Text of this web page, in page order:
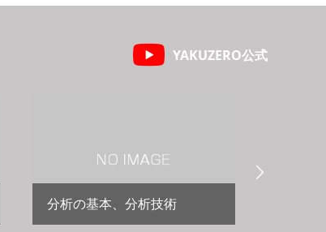
YAKUZERO公式
分析の基本、分析技術
